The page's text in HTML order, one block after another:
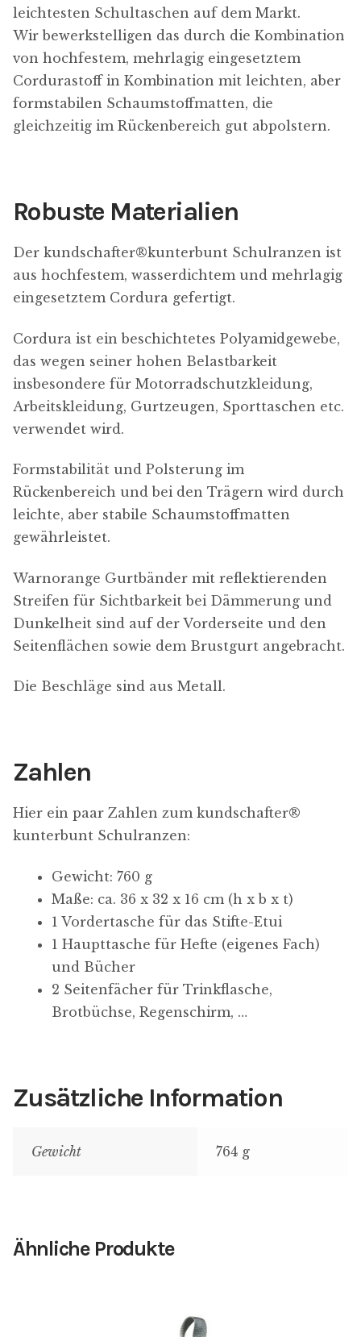
leichtesten Schultaschen auf dem Markt.
Wir bewerkstelligen das durch die Kombination
von hochfestem, mehrlagig eingesetztem
Cordurastoff in Kombination mit leichten, aber
formstabilen Schaumstoffmatten, die
gleichzeitig im Rückenbereich gut abpolstern.
Robuste Materialien
Der kundschafter​®​kunterbunt Schulranzen ist
aus hochfestem, wasserdichtem und mehrlagig
eingesetztem Cordura gefertigt.
Cordura ist ein beschichtetes Polyamidgewebe,
das wegen seiner hohen Belastbarkeit
insbesondere für Motorradschutzkleidung,
Arbeitskleidung, Gurtzeugen, Sporttaschen etc.
verwendet wird.
Formstabilität und Polsterung im
Rückenbereich und bei den Trägern wird durch
leichte, aber stabile Schaumstoffmatten
gewährleistet.
Warnorange Gurtbänder mit reflektierenden
Streifen für Sichtbarkeit bei Dämmerung und
Dunkelheit sind auf der Vorderseite und den
Seitenflächen sowie dem Brustgurt angebracht.
Die Beschläge sind aus Metall.
Zahlen
Hier ein paar Zahlen zum kundschafter​®​
kunterbunt Schulranzen:
Gewicht: 760 g
Maße: ca. 36 x 32 x 16 cm (h x b x t)
1 Vordertasche für das Stifte-Etui
1 Haupttasche für Hefte (eigenes Fach)
und Bücher
2 Seitenfächer für Trinkflasche,
Brotbüchse, Regenschirm, …
Zusätzliche Information
Gewicht 764 g
Ähnliche Produkte
a
h
n
s
l